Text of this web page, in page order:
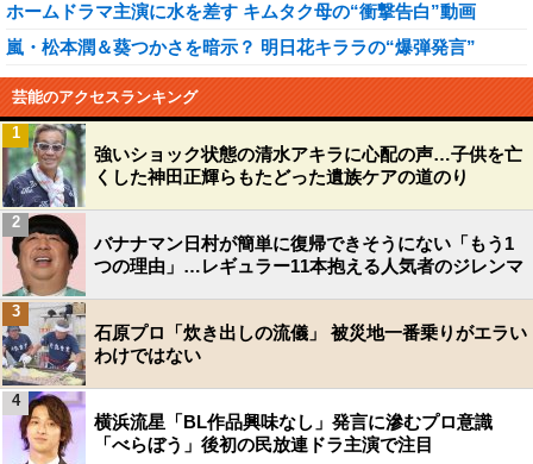
ホームドラマ主演に水を差す キムタク母の“衝撃告白”動画
嵐・松本潤＆葵つかさを暗示？ 明日花キララの“爆弾発言”
芸能のアクセスランキング
強いショック状態の清水アキラに心配の声…子供を亡
くした神田正輝らもたどった遺族ケアの道のり
1
バナナマン日村が簡単に復帰できそうにない「もう1
つの理由」…レギュラー11本抱える人気者のジレンマ
2
石原プロ「炊き出しの流儀」 被災地一番乗りがエラい
わけではない
3
横浜流星「BL作品興味なし」発言に滲むプロ意識
「べらぼう」後初の民放連ドラ主演で注目
4